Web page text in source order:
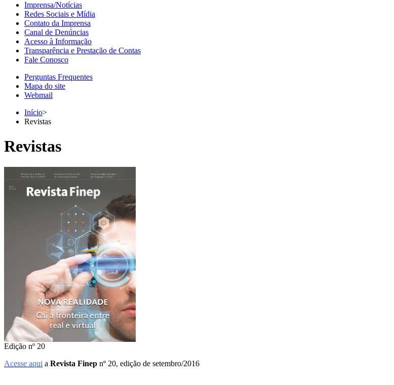
Imprensa/Notícias
Redes Sociais e Mídia
Contato da Imprensa
Canal de Denúncias
Acesso à Informação
Transparência e Prestação de Contas
Fale Conosco
Perguntas Frequentes
Mapa do site
Webmail
Início>
Revistas
Revistas
Edição nº 20
Acesse aqui a Revista Finep nº 20, edição de setembro/2016